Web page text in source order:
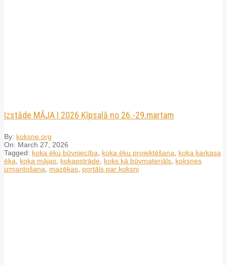
Izstāde MĀJA I 2026 Ķīpsalā no 26.-29.martam
By: koksne.org
On: March 27, 2026
Tagged: koka ēku būvniecība koka ēku projektēšana
koka karkasa
ēka
koka mājas kokapstrāde koks kā būvmateriāls koksnes
izmantošana
mazēkas portāls par koksni